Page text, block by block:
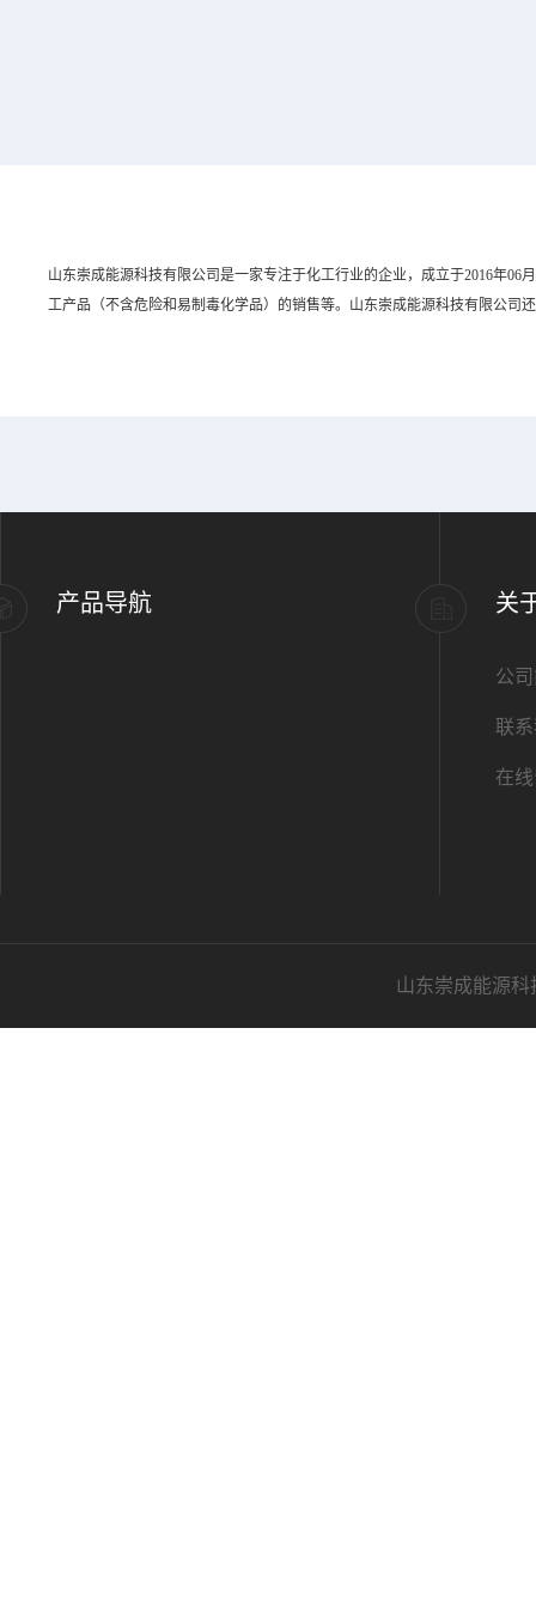
山东崇成能源科技有限公司是一家专注于化工行业的企业，成立于2016年
工产品（不含危险和易制毒化学品）的销售等。山东崇成能源科技有限公司
产品导航 关
公
联
在
山东崇成能源